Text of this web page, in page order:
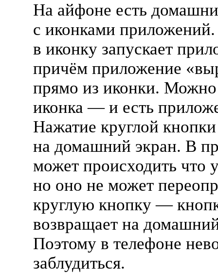
На айфоне есть
с иконками
в иконку запускает
причём приложение
прямо из иконки. Можно
иконка — и есть
Нажатие круглой
на домашний экран. В
может происходить что
но оно не может
круглую кнопку —
возвращает на
Поэтому в телефоне
заблудиться.